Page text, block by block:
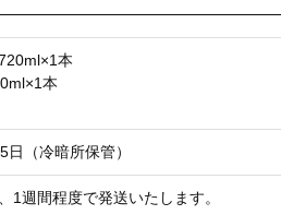
本
本
（冷暗所保管）
1週間程度で発送いたします。